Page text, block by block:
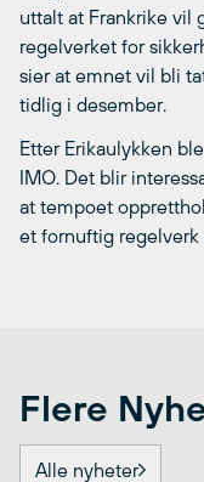
uttalt at Frankrike vil
regelverket for
sier at emnet vil bli
tidlig i desember.
Etter Erikaulykken
IMO. Det blir
at tempoet
et fornuftig regelverk
Flere
Alle nyheter